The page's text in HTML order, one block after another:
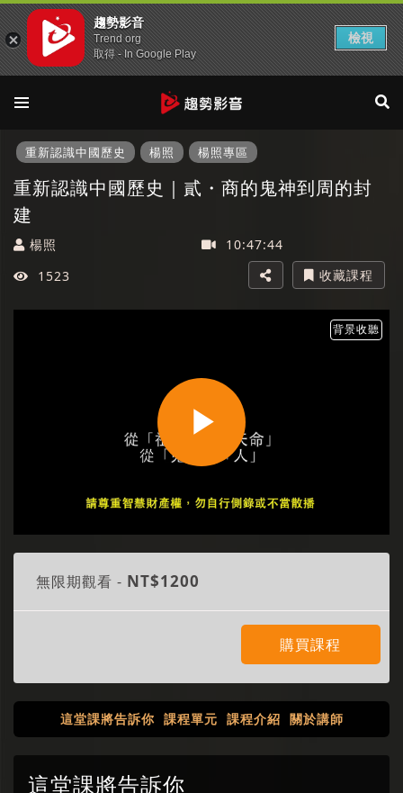
重新認識中國歷史 楊照 楊照專區
重新認識中國歷史｜貳・商的鬼神到周的封
建
楊照
10:47:44
1523
收藏課程
背景收聽
Play
Video
無限期觀看 - NT$1200
購買課程
這堂課將告訴你 課程單元 課程介紹 關於講師
這堂課將告訴你
趨勢影音
Trend org
取得 - In Google Play
檢視